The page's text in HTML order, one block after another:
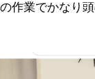
作業でかなり